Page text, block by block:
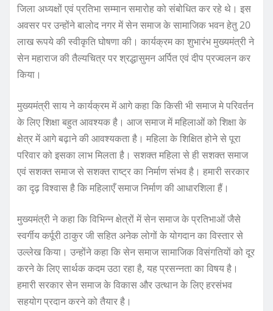
जिला अध्यक्षों एवं प्रतिभा सम्मान समारोह को संबोधित कर रहे थे। इस
अवसर पर उन्होंने बालोद नगर में सेन समाज के सामाजिक भवन हेतु 20
लाख रूपये की स्वीकृति घोषणा की। कार्यक्रम का शुभारंभ मुख्यमंत्री ने
सेन महाराज की तैल्यचित्र पर श्रद्धासुमन अर्पित एवं दीप प्रज्वलन कर
किया।
मुख्यमंत्री साय ने कार्यक्रम में आगे कहा कि किसी भी समाज मे परिवर्तन
के लिए शिक्षा बहुत आवश्यक है। आज समाज में महिलाओं को शिक्षा के
क्षेत्र में आगे बढ़ाने की आवश्यकता है। महिला के शिक्षित होने से पूरा
परिवार को इसका लाभ मिलता है। सशक्त महिला से ही सशक्त समाज
एवं सशक्त समाज से सशक्त राष्ट्र का निर्माण संभव है। हमारी सरकार
का दृढ़ विश्वास है कि महिलाएँ समाज निर्माण की आधारशिला हैं।
मुख्यमंत्री ने कहा कि विभिन्न क्षेत्रों में सेन समाज के प्रतिभाओं जैसे
स्वर्गीय कर्पूरी ठाकुर जी सहित अनेक लोगों के योगदान का विस्तार से
उल्लेख किया। उन्होंने कहा कि सेन समाज सामाजिक विसंगतियों को दूर
करने के लिए सार्थक कदम उठा रहा है, यह प्रसन्नता का विषय है।
हमारी सरकार सेन समाज के विकास और उत्थान के लिए हरसंभव
सहयोग प्रदान करने को तैयार है।